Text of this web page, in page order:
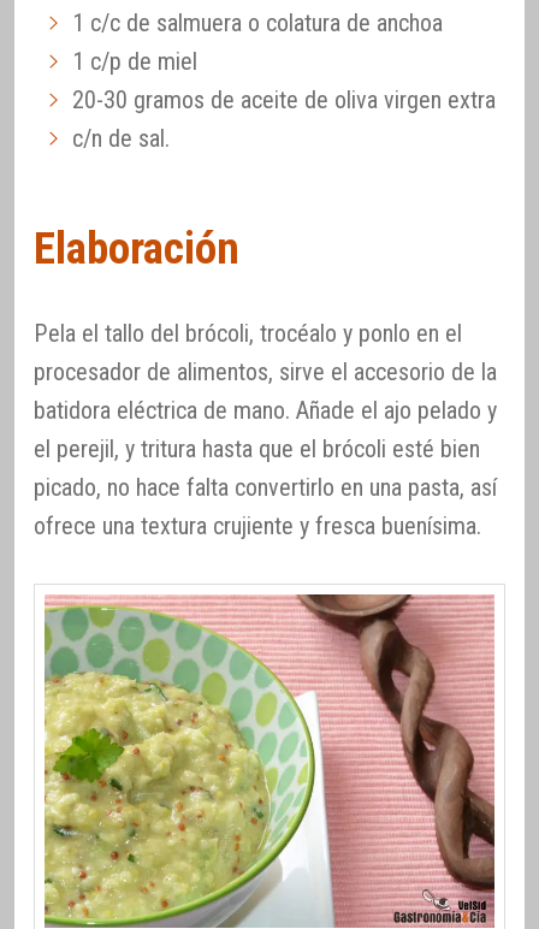
1 c/c de salmuera o colatura de anchoa
1 c/p de miel
20-30 gramos de aceite de oliva virgen extra
c/n de sal.
Elaboración
Pela el tallo del brócoli, trocéalo y ponlo en el
procesador de alimentos, sirve el accesorio de la
batidora eléctrica de mano. Añade el ajo pelado y
el perejil, y tritura hasta que el brócoli esté bien
picado, no hace falta convertirlo en una pasta, así
ofrece una textura crujiente y fresca buenísima.